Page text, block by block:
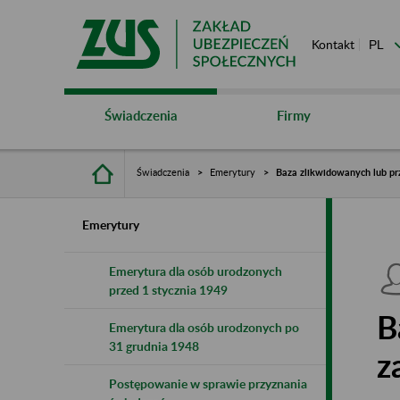
Kontakt
Świadczenia Firmy
Świadczenia Emerytury Baza zlikwidowanych lub
Emerytury
Emerytura dla osób urodzonych
przed 1 stycznia 1949
Emerytura dla osób urodzonych po
31 grudnia 1948
Postępowanie w sprawie przyznania